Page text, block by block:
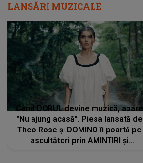
LANSĂRI MUZICALE
Când DORUL devine muzică, apare
"Nu ajung acasă". Piesa lansată de
Theo Rose și DOMINO îi poartă pe
ascultători prin AMINTIRI și